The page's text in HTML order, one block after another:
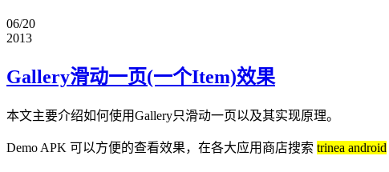
06/20
2013
Gallery滑动一页(一个Item)效果
本文主要介绍如何使用Gallery只滑动一页以及其实现原理。
Demo APK 可以方便的查看效果，在各大应用商店搜索 trinea android